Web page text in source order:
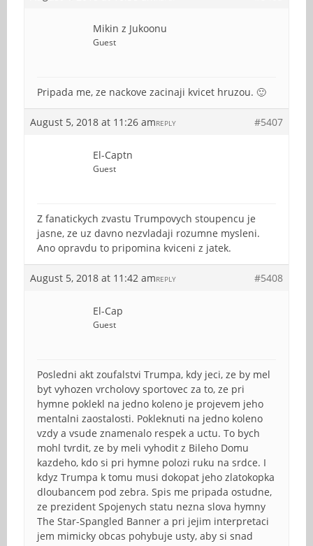
Mikin z Jukoonu
Guest
Pripada me, ze nackove zacinaji kvicet hruzou. 🙂
August 5, 2018 at 11:26 am #5407
REPLY
El-Captn
Guest
Z fanatickych zvastu Trumpovych stoupencu je
jasne, ze uz davno nezvladaji rozumne mysleni.
Ano opravdu to pripomina kviceni z jatek.
August 5, 2018 at 11:42 am #5408
REPLY
El-Cap
Guest
Posledni akt zoufalstvi Trumpa, kdy jeci, ze by mel
byt vyhozen vrcholovy sportovec za to, ze pri
hymne poklekl na jedno koleno je projevem jeho
mentalni zaostalosti. Pokleknuti na jedno koleno
vzdy a vsude znamenalo respek a uctu. To bych
mohl tvrdit, ze by meli vyhodit z Bileho Domu
kazdeho, kdo si pri hymne polozi ruku na srdce. I
kdyz Trumpa k tomu musi dokopat jeho zlatokopka
dloubancem pod zebra. Spis me pripada ostudne,
ze prezident Spojenych statu nezna slova hymny
The Star-Spangled Banner a pri jejim interpretaci
jem mimicky obcas pohybuje usty, aby si snad